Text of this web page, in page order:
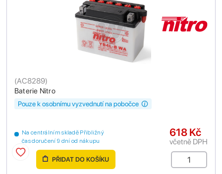
Baterie Nitro
(AC8289)
Na centrálním skladě Přibližný
čas doručení 9 dní od nákupu
Pouze k osobnímu vyzvednutí na pobočce
618 Kč
včetně DPH
PŘIDAT DO KOŠÍKU